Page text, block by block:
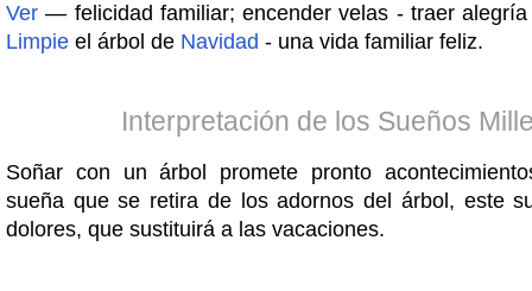
Ver — felicidad familiar; encender velas - traer
Limpie el árbol de Navidad - una vida familiar feliz.
Interpretación de los Sueños
Soñar con un árbol promete pronto
sueña que se retira de los adornos del árbol, este
dolores, que sustituirá a las vacaciones.